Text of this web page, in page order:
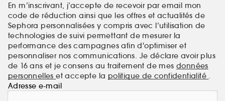
En m’inscrivant, j’accepte de recevoir par email mon
code de réduction ainsi que les offres et actualités de
Sephora personnalisées y compris avec l’utilisation de
technologies de suivi permettant de mesurer la
performance des campagnes afin d'optimiser et
personnaliser nos communications. Je déclare avoir plus
de 16 ans et je consens au traitement de mes données
personnelleset accepte la politique de confidentialité
Adresse e-mail